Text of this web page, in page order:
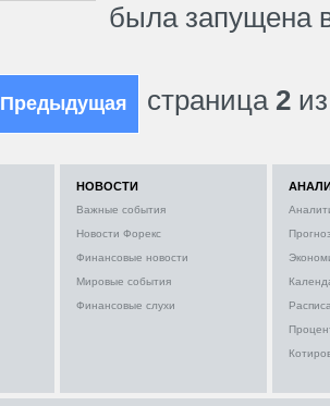
была запущена
Предыдущая страница 2
НОВОСТИ
Важные события
Новости Форекс
Финансовые новости
Мировые события
Финансовые слухи